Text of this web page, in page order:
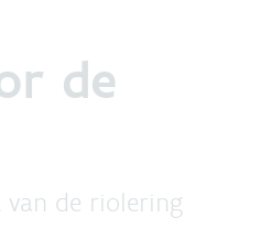
de
van de riolering